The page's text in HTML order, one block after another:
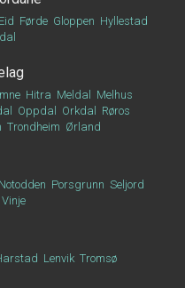
Eid Førde Gloppen Hyllestad
Hitra Meldal
Melhus
Oppdal Orkdal
Røros
Trondheim Ørland
Notodden Porsgrunn Seljord
Vinje
Lenvik Tromsø